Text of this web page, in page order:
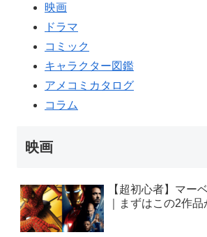
映画
ドラマ
コミック
キャラクター図鑑
アメコミカタログ
コラム
映画
【超初心者】マー
｜まずはこの2作品